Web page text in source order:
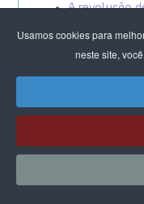
Usamos cookies para
neste site,
A revolução